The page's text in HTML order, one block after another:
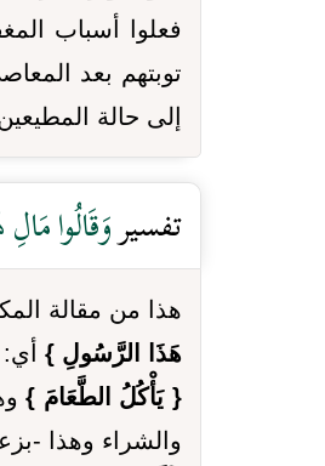
فعلوا أسباب
توبتهم بعد
إلى حالة
تفسير وَقَالُوا
هذا من مقالة
هَذَا الرَّسُولِ }
{ يَأْكُلُ الطَّعَامَ }
والشراء وهذا -